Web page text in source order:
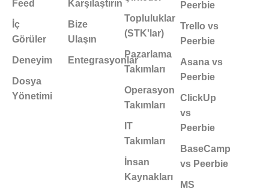
Feed
İç
Görüler
Deneyim
Dosya
Yönetimi
Karşılaştırın
Bize
Ulaşın
Entegrasyonlar
Topluluklar
(STK'lar)
Pazarlama
Takımları
Operasyon
Takımları
IT
Takımları
İnsan
Kaynakları
Peerbie
Trello vs
Peerbie
Asana vs
Peerbie
ClickUp
vs
Peerbie
BaseCamp
vs Peerbie
MS